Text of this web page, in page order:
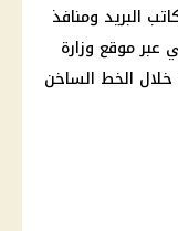
البريد ومنافذ
عبر موقع وزارة
الخط الساخن